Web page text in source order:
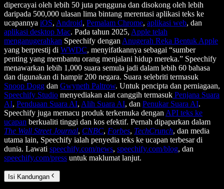
dipercayai oleh lebih 50 juta pengguna dan disokong oleh lebih
daripada 500,000 ulasan lima bintang merentasi aplikasi teks ke
ucapannya iOS, Android, Pemalam Chrome, aplikasi web, dan
aplikasi desktop Mac. Pada tahun 2025, Apple telah
menganugerahkan Speechify dengan Anugerah Reka Bentuk Apple
yang berprestij di WWDC, menyifatkannya sebagai “sumber
penting yang membantu orang menjalani hidup mereka.” Speechify
menawarkan lebih 1,000 suara semula jadi dalam lebih 60 bahasa
dan digunakan di hampir 200 negara. Suara selebriti termasuk
Snoop Dogg dan Gwyneth Paltrow. Untuk pencipta dan perniagaan,
Speechify Studio menyediakan alat canggih termasuk Penjana Suara
AI, Penduaan Suara AI, Alih Suara AI, dan Penukar Suara AI.
Speechify juga memacu produk terkemuka dengan API teks ke
ucapan berkualiti tinggi dan kos efektif. Pernah dipaparkan dalam
The Wall Street Journal, CNBC, Forbes, TechCrunch, dan media
utama lain, Speechify ialah penyedia teks ke ucapan terbesar di
dunia. Lawati speechify.com/news, speechify.com/blog, dan
speechify.com/press untuk maklumat lanjut.
Isi Kandungan